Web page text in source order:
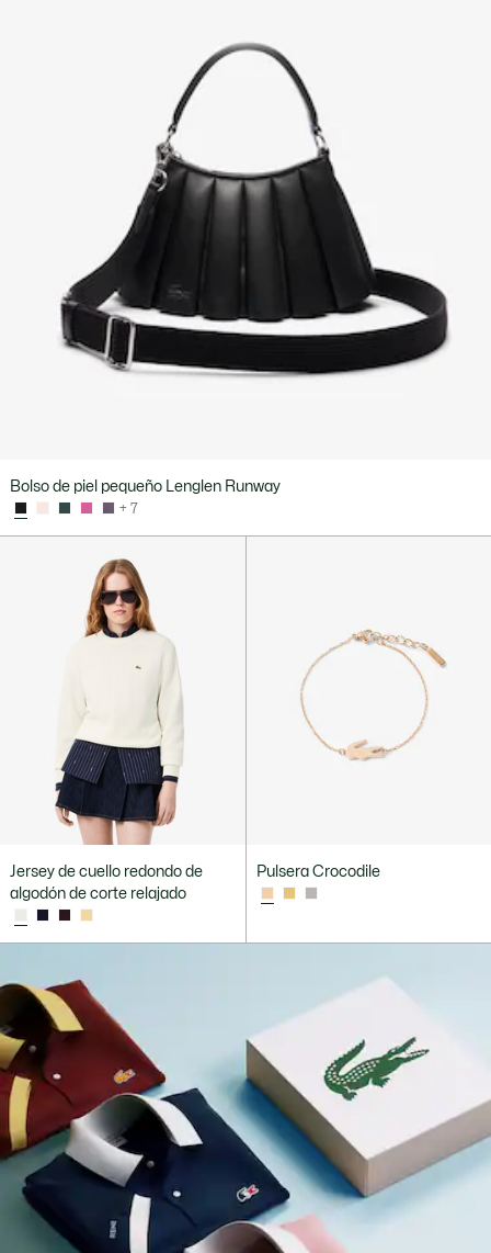
Bolso de piel pequeño Lenglen Runway
+ 7
Jersey de cuello redondo de
algodón de corte relajado
Pulsera Crocodile